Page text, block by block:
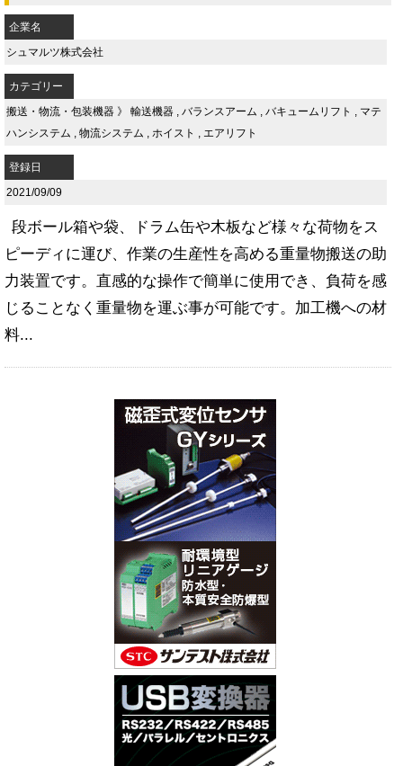
企業名
シュマルツ株式会社
カテゴリー
搬送・物流・包装機器 》 輸送機器 バランスアーム バキュームリフト
マテ
ハンシステム
物流システム ホイスト エアリフト
登録日
2021/09/09
段ボール箱や袋、ドラム缶や木板など様々な荷物をス
ピーディに運び、作業の生産性を高める重量物搬送の助
力装置です。直感的な操作で簡単に使用でき、負荷を感
じることなく重量物を運ぶ事が可能です。加工機への材
料...